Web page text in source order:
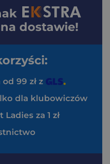
dostawie!
99 zł z
dla klubowiczów
za 1 zł